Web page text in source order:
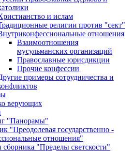
и ислам
религии против "сект"
отношения
Взаимоотношения
мусульманских организаций
Православные юрисдикции
Прочие конфессии
примеры сотрудничества и
верующих
"Панорамы"
"Преодолевая государственно -
отношения"
сборника "Пределы светскости"